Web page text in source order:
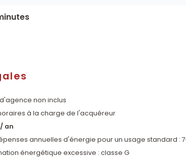
non inclus
à la charge de l'acquéreur
an
annuelles d'énergie pour un usage standard :
énergétique excessive : classe G